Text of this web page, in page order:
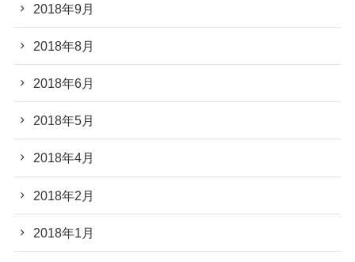
2018年9月
2018年8月
2018年6月
2018年5月
2018年4月
2018年2月
2018年1月